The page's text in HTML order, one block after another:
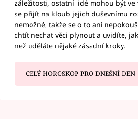
záležitosti, ostatní lidé mohou být ve
se přijít na kloub jejich duševnímu
nemožné, takže se o to ani
chtít nechat věci plynout a uvidíte,
než uděláte nějaké zásadní kroky.
CELÝ HOROSKOP PRO DNEŠNÍ DEN